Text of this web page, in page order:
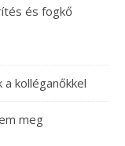
és fogkő
kolléganőkkel
meg